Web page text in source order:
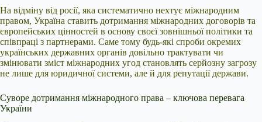
На відміну від росії, яка систематично нехтує міжнародним
правом, Україна ставить дотримання міжнародних договорів та
європейських цінностей в основу своєї зовнішньої політики та
співпраці з партнерами. Саме тому будь-які спроби окремих
українських державних органів довільно трактувати чи
змінювати зміст міжнародних угод становлять серйозну загрозу
не лише для юридичної системи, але й для репутації держави.
Суворе дотримання міжнародного права – ключова перевага
України